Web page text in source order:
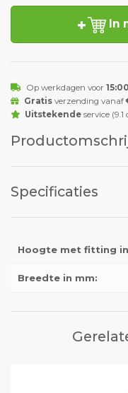
In
Op werkdagen voor 15:00
Gratisverzending vanaf
Uitstekendeservice (9.1
Specificaties
Hoogte met fitting
Breedte in mm: